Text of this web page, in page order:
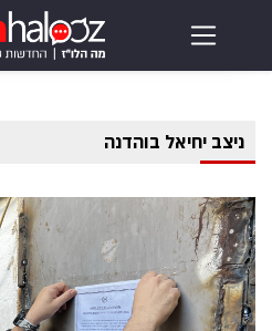
ניצב יחיאל בוהדנה